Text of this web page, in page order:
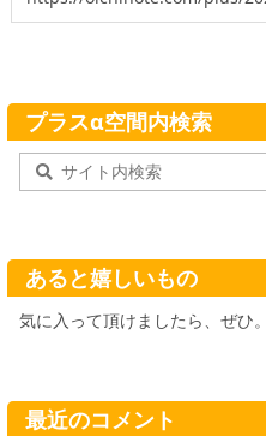
プラスα空間内検索
あると嬉しいもの
気に入って頂けましたら、ぜひ。
最近のコメント